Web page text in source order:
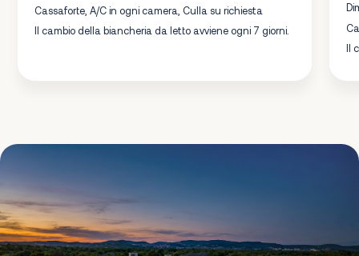
Cassaforte, A/C in ogni camera, Culla su richiesta
Il cambio della biancheria da letto avviene ogni 7 giorni.
Il